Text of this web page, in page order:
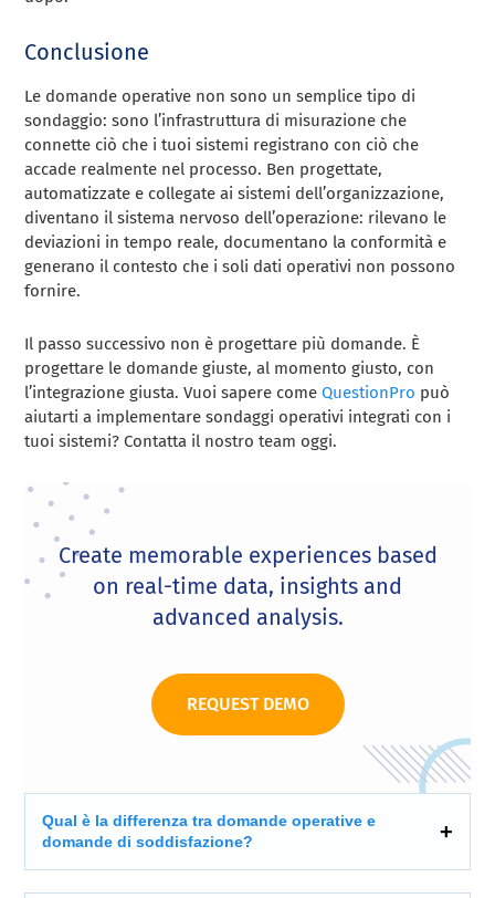
Conclusione
Le domande operative non sono un semplice tipo di
sondaggio: sono l’infrastruttura di misurazione che
connette ciò che i tuoi sistemi registrano con ciò che
accade realmente nel processo. Ben progettate,
automatizzate e collegate ai sistemi dell’organizzazione,
diventano il sistema nervoso dell’operazione: rilevano le
deviazioni in tempo reale, documentano la conformità e
generano il contesto che i soli dati operativi non possono
fornire.
Il passo successivo non è progettare più domande. È
progettare le domande giuste, al momento giusto, con
l’integrazione giusta. Vuoi sapere comeQuestionPro può
aiutarti a implementare sondaggi operativi integrati con i
tuoi sistemi? Contatta il nostro team oggi.
Create memorable experiences based
on real-time data, insights and
advanced analysis.
REQUEST DEMO
Qual è la differenza tra domande operative e
domande di soddisfazione?